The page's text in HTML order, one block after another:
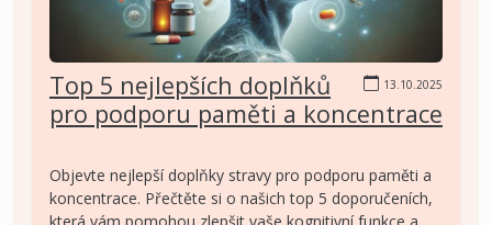
13.10.2025
Top 5 nejlepších doplňků
pro podporu paměti a koncentrace
Objevte nejlepší doplňky stravy pro podporu paměti a
koncentrace. Přečtěte si o našich top 5 doporučeních,